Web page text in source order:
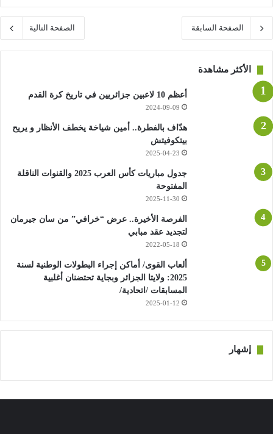
الصفحة السابقة الصفحة التالية
الأكثر مشاهدة
أعظم 10 لاعبين جزائريين في تاريخ كرة القدم
2024-09-09
هدّاف بالفطرة.. أمين شياخة يخطف الأنظار و يريح
بيتكوفيتش
2025-04-23
جدول مباريات كأس العرب 2025 والقنوات الناقلة
المفتوحة
2025-11-30
الفرصة الأخيرة.. عرض “خرافي” من سان جيرمان
لتجديد عقد مبابي
2022-05-18
ألعاب القوى/ أماكن إجراء البطولات الوطنية لسنة
2025: ولايتا الجزائر وبجاية تحتضنان أغلبية
المسابقات /اتحادية/
2025-01-12
إشهار